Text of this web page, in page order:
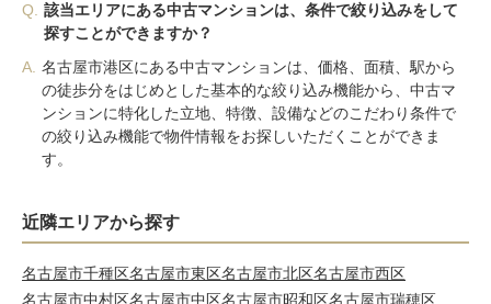
Q.
該当エリアにある中古マンションは、条件で絞り込みをして
探すことができますか？
A. 名古屋市港区にある中古マンションは、価格、面積、駅から
の徒歩分をはじめとした基本的な絞り込み機能から、中古マ
ンションに特化した立地、特徴、設備などのこだわり条件で
の絞り込み機能で物件情報をお探しいただくことができま
す。
近隣エリアから探す
名古屋市千種区名古屋市東区名古屋市北区名古屋市西区
名古屋市中村区名古屋市中区名古屋市昭和区名古屋市瑞穂区